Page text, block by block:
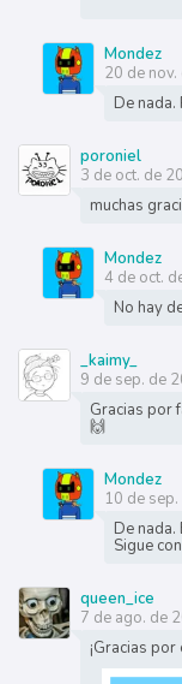
Mondez
20 de
De
poroniel
3 de oct. de
muchas
Mondez
4 de oct.
No hay
_kaimy_
9 de sep. de
Gracias por
🙌
Mondez
10 de
De nada.
Sigue
queen_ice
7 de ago. de
¡Gracias por